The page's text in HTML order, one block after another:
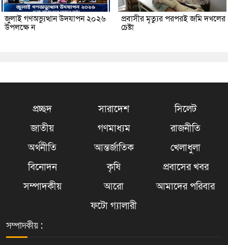
জুলাই গণঅভ্যুত্থান উদযাপন ২০২৬
উপলক্ষে ন
প্রবাসীর মৃত্যুর পরপরই জমি দখলের
চেষ্টা
প্রচ্ছদ সারাদেশ
সিলেট
জাতীয়
গণমাধ্যম
রাজনীতি
অর্থনীতি
আন্তর্জাতিক
খেলাধুলা
বিনোদন
কৃষি
প্রবাসের খবর
সম্পাদকীয়
আরো
আমাদের পরিবার
ফটো গ্যালারী
সম্পাদকীয় :